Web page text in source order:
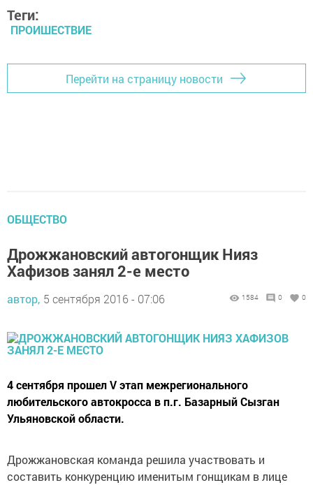
Теги:
ПРОИШЕСТВИЕ
Перейти на страницу новости
ОБЩЕСТВО
Дрожжановский автогонщик Нияз
Хафизов занял 2-е место
автор, 5 сентября 2016 - 07:06 1584 0 0
4 сентября прошел V этап межрегионального
любительского автокросса в п.г. Базарный Сызган
Ульяновской области.
Дрожжановская команда решила участвовать и
составить конкуренцию именитым гонщикам в лице